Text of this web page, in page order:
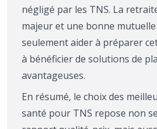
négligé par les TNS. La
majeur et une bonne
seulement aider à préparer
à bénéficier de solutions de
avantageuses.
En résumé, le choix des
santé pour TNS repose non